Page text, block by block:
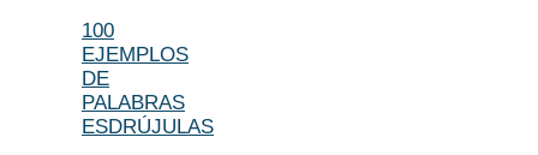
100
EJEMPLOS
DE
PALABRAS
ESDRÚJULAS